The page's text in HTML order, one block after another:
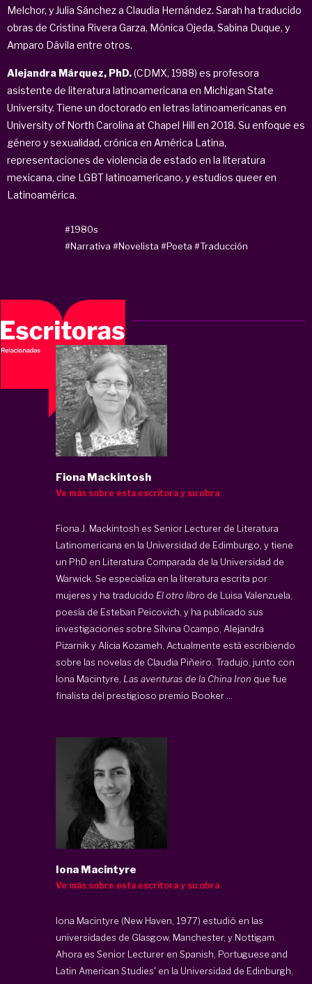
Melchor, y Julia Sánchez a Claudia Hernández. Sarah ha traducido
obras de Cristina Rivera Garza, Mónica Ojeda, Sabina Duque, y
Amparo Dávila entre otros.
Alejandra Márquez, PhD.(CDMX, 1988) es profesora
asistente de literatura latinoamericana en Michigan State
University. Tiene un doctorado en letras latinoamericanas en
University of North Carolina at Chapel Hill en 2018. Su enfoque es
género y sexualidad, crónica en América Latina,
representaciones de violencia de estado en la literatura
mexicana, cine LGBT latinoamericano, y estudios queer en
Latinoamérica.
#1980s
#Narrativa #Novelista #Poeta #Traducción
Fiona Mackintosh
Ve más sobre esta escritora y su obra
Fiona J. Mackintosh es Senior Lecturer de Literatura
Latinomericana en la Universidad de Edimburgo, y tiene
un PhD en Literatura Comparada de la Universidad de
Warwick. Se especializa en la literatura escrita por
mujeres y ha traducido El otro libro de Luisa Valenzuela,
poesía de Esteban Peicovich, y ha publicado sus
investigaciones sobre Silvina Ocampo, Alejandra
Pizarnik y Alicia Kozameh. Actualmente está escribiendo
sobre las novelas de Claudia Piñeiro. Tradujo, junto con
Iona Macintyre, Las aventuras de la China Iron que fue
finalista del prestigioso premio Booker ...
Iona Macintyre
Ve más sobre esta escritora y su obra
Iona Macintyre (New Haven, 1977) estudió en las
universidades de Glasgow, Manchester, y Nottigam.
Ahora es Senior Lecturer en Spanish, Portuguese and
Latin American Studies' en la Universidad de Edinburgh,